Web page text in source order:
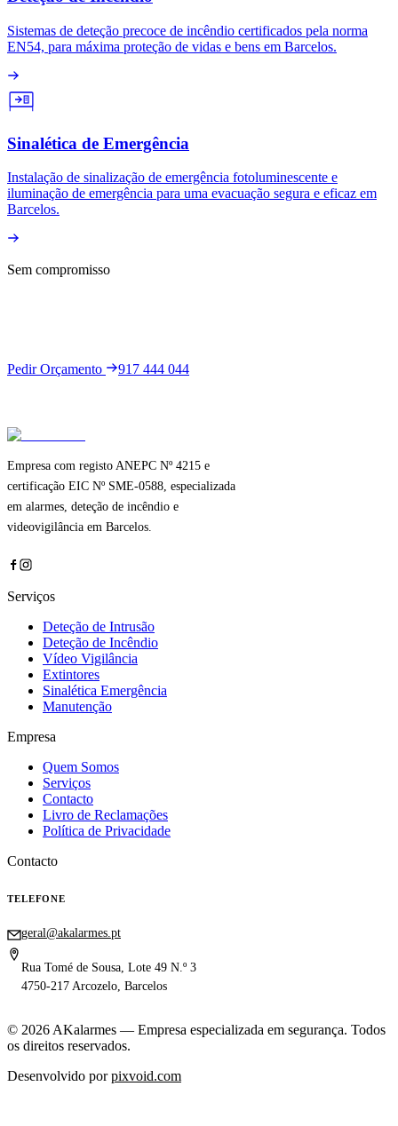
Sistemas de deteção precoce de incêndio certificados pela norma
EN54, para máxima proteção de vidas e bens em Barcelos.
Sinalética de Emergência
Instalação de sinalização de emergência fotoluminescente e
iluminação de emergência para uma evacuação segura e eficaz em
Barcelos.
Sem compromisso
Pedir Orçamento 917 444 044
Empresa com registo ANEPC Nº 4215 e
certificação EIC Nº SME-0588, especializada
em alarmes, deteção de incêndio e
videovigilância em Barcelos.
Serviços
Deteção de Intrusão
Deteção de Incêndio
Vídeo Vigilância
Extintores
Sinalética Emergência
Manutenção
Empresa
Quem Somos
Serviços
Contacto
Livro de Reclamações
Política de Privacidade
Contacto
TELEFONE
geral@akalarmes.pt
Rua Tomé de Sousa, Lote 49 N.º 3
4750-217 Arcozelo, Barcelos
© 2026 AKalarmes — Empresa especializada em segurança. Todos
os direitos reservados.
Desenvolvido porpixvoid.com